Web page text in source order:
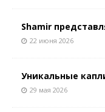
Shamir
22 июня 2026
Уникальные
29 мая 2026